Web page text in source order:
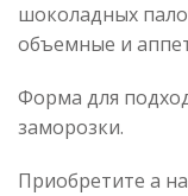
шоколадных
объемные и
Форма для
заморозки.
Приобретите а